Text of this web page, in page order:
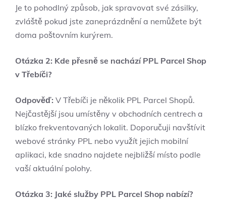
Je to pohodlný způsob, jak spravovat své zásilky,
zvláště pokud jste zaneprázdnění a nemůžete být
doma poštovním kurýrem.
Otázka 2: Kde přesně se nachází PPL Parcel Shop
v Třebíči?
Odpověď: V Třebíči je několik PPL Parcel Shopů.
Nejčastější jsou umístěny v obchodních centrech a
blízko frekventovaných lokalit. Doporučuji navštívit
webové stránky PPL nebo využít jejich mobilní
aplikaci, kde snadno najdete nejbližší místo podle
vaší aktuální polohy.
Otázka 3: Jaké služby PPL Parcel Shop nabízí?